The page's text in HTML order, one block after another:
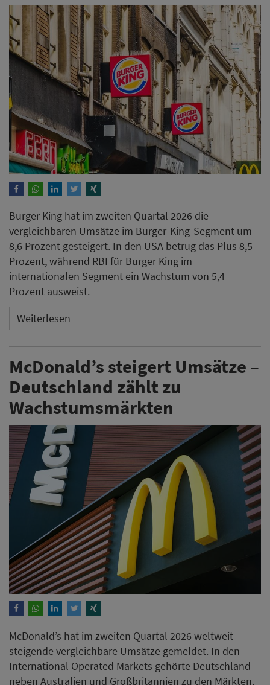
Burger King hat im zweiten Quartal 2026 die
vergleichbaren Umsätze im Burger-King-Segment um
8,6 Prozent gesteigert. In den USA betrug das Plus 8,5
Prozent, während RBI für Burger King im
internationalen Segment ein Wachstum von 5,4
Prozent ausweist.
Weiterlesen
McDonald’s steigert Umsätze –
Deutschland zählt zu
Wachstumsmärkten
McDonald’s hat im zweiten Quartal 2026 weltweit
steigende vergleichbare Umsätze gemeldet. In den
International Operated Markets gehörte Deutschland
neben Australien und Großbritannien zu den Märkten,